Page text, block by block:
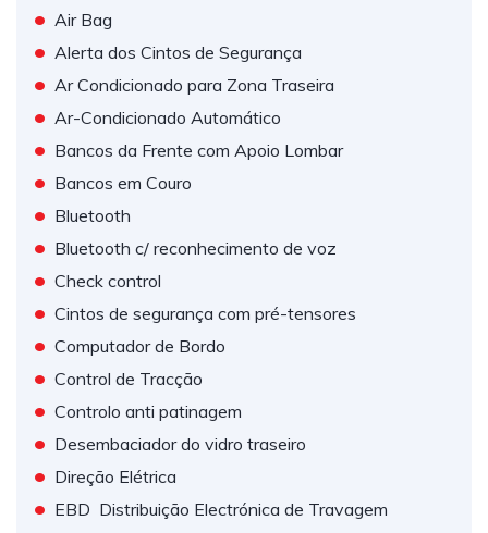
• Air Bag
• Alerta dos Cintos de Segurança
• Ar Condicionado para Zona Traseira
• Ar-Condicionado Automático
• Bancos da Frente com Apoio Lombar
• Bancos em Couro
• Bluetooth
• Bluetooth c/ reconhecimento de voz
• Check control
• Cintos de segurança com pré-tensores
• Computador de Bordo
• Control de Tracção
• Controlo anti patinagem
• Desembaciador do vidro traseiro
• Direção Elétrica
• EBD  Distribuição Electrónica de Travagem